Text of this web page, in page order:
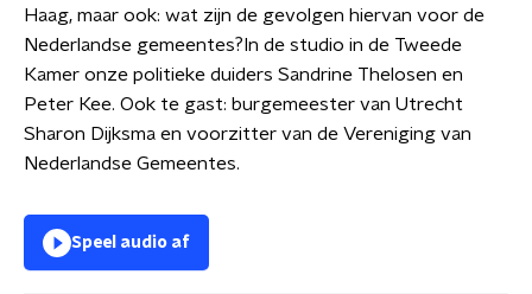
Haag, maar ook: wat zijn de gevolgen hiervan voor de
Nederlandse gemeentes?In de studio in de Tweede
Kamer onze politieke duiders Sandrine Thelosen en
Peter Kee. Ook te gast: burgemeester van Utrecht
Sharon Dijksma en voorzitter van de Vereniging van
Nederlandse Gemeentes.
Speel audio af